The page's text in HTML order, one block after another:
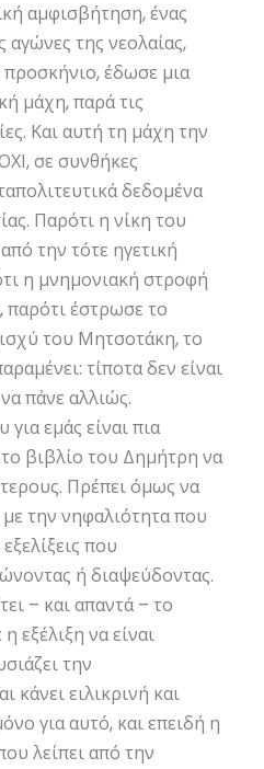
αμφισβήτηση, ένας
της νεολαίας,
προσκήνιο, έδωσε μια
μάχη, παρά τις
Και αυτή τη μάχη την
σε συνθήκες
δεδομένα
Παρότι η νίκη του
την τότε ηγετική
η μνημονιακή στροφή
παρότι έστρωσε το
του Μητσοτάκη, το
τίποτα δεν είναι
πάνε αλλιώς.
εμάς είναι πια
βιβλίο του Δημήτρη να
Πρέπει όμως να
την νηφαλιότητα που
που
ή διαψεύδοντας.
– και απαντά – το
εξέλιξη να είναι
την
κάνει ειλικρινή και
για αυτό, και επειδή η
λείπει από την